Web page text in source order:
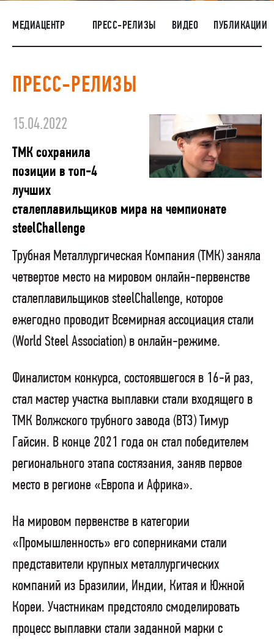
НАШИ ЛЮДИ
ОКРУЖАЮЩАЯ СРЕДА
ЗАКУПКИ
МЕДИАЦЕНТР ПРЕСС-РЕЛИЗЫ ВИДЕО ПУБЛИКАЦИИ
ПРЕСС-РЕЛИЗЫ
15.04.2022
ТМК сохранила
позиции в топ-4
лучших
сталеплавильщиков мира на чемпионате
steelChallenge
Трубная Металлургическая Компания (ТМК) заняла
четвертое место на мировом онлайн-первенстве
сталеплавильщиков steelChallenge, которое
ежегодно проводит Всемирная ассоциация стали
(World Steel Association) в онлайн-режиме.
Финалистом конкурса, состоявшегося в 16-й раз,
стал мастер участка выплавки стали входящего в
ТМК Волжского трубного завода (ВТЗ) Тимур
Гайсин. В конце 2021 года он стал победителем
регионального этапа состязания, заняв первое
место в регионе «Европа и Африка».
На мировом первенстве в категории
«Промышленность» его соперниками стали
представители крупных металлургических
компаний из Бразилии, Индии, Китая и Южной
Кореи. Участникам предстояло смоделировать
процесс выплавки стали заданной марки с